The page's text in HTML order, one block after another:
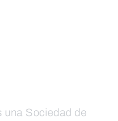
una Sociedad de